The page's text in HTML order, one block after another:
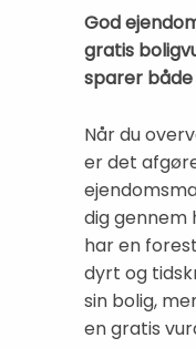
God
gratis
sparer
Når du
er det
dig gennem
har en
dyrt og
sin bolig,
en gratis